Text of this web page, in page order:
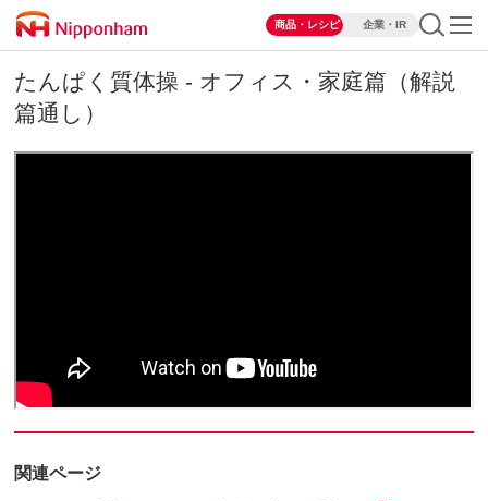
商品・レシピ 企業・IR
たんぱく質体操 - オフィス・家庭篇（解説
篇通し）
関連ページ